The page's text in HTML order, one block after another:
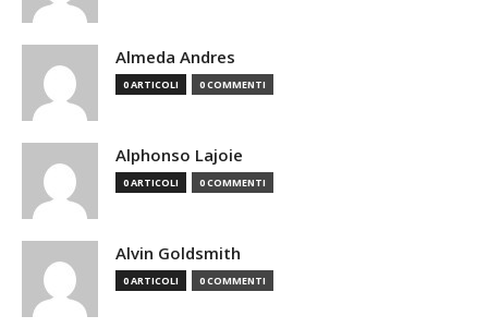
Almeda Andres
0 ARTICOLI 0 COMMENTI
Alphonso Lajoie
0 ARTICOLI 0 COMMENTI
Alvin Goldsmith
0 ARTICOLI 0 COMMENTI